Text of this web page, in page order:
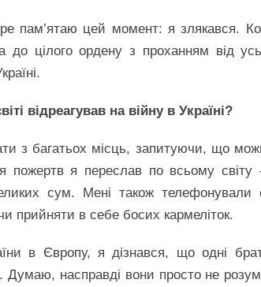
пам’ятаю цей момент: я злякався.
до цілого ордену з проханням від
відреагував на війну в Україні?
з багатьох місць, запитуючи, що
пожертв я переслав по всьому
сум. Мені також телефонували
прийняти в себе босих кармеліток.
в Європу, я дізнався, що одні
Думаю, насправді вони просто не